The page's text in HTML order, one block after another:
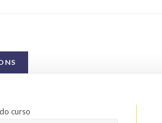
curso